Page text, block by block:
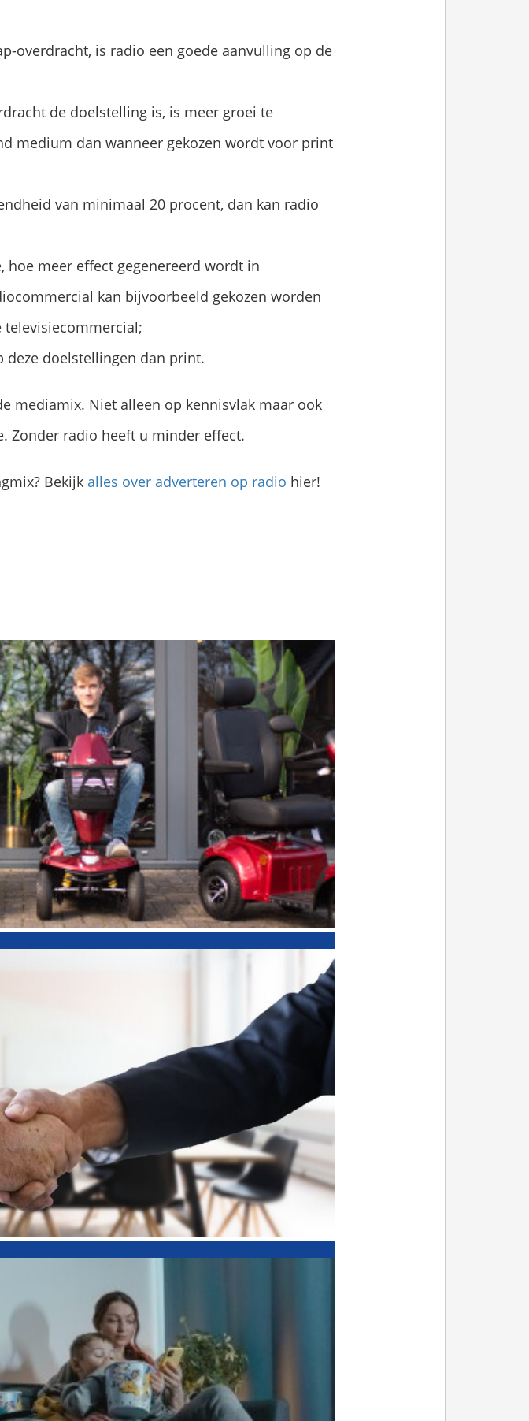
overdracht, is radio een goede aanvulling op de
de doelstelling is, is meer groei te
medium dan wanneer gekozen wordt voor print
van minimaal 20 procent, dan kan radio
hoe meer effect gegenereerd wordt in
kan bijvoorbeeld gekozen worden
deze doelstellingen dan print.
mediamix. Niet alleen op kennisvlak maar ook
Zonder radio heeft u minder effect.
Bekijk alles over adverteren op radio hier!